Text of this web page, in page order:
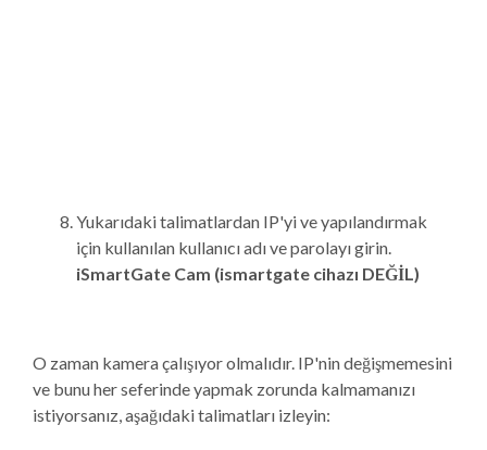
Yukarıdaki talimatlardan IP'yi ve yapılandırmak
için kullanılan kullanıcı adı ve parolayı girin.
iSmartGate Cam (ismartgate cihazı DEĞİL)
O zaman kamera çalışıyor olmalıdır. IP'nin değişmemesini
ve bunu her seferinde yapmak zorunda kalmamanızı
istiyorsanız, aşağıdaki talimatları izleyin: